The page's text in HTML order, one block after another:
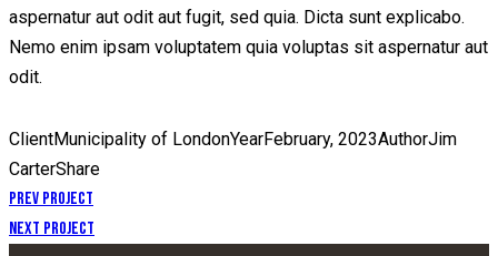
aspernatur aut odit aut fugit, sed quia. Dicta sunt explicabo.
Nemo enim ipsam voluptatem quia voluptas sit aspernatur aut
odit.
ClientMunicipality of LondonYearFebruary, 2023AuthorJim
CarterShare
Prev Project
Next Project